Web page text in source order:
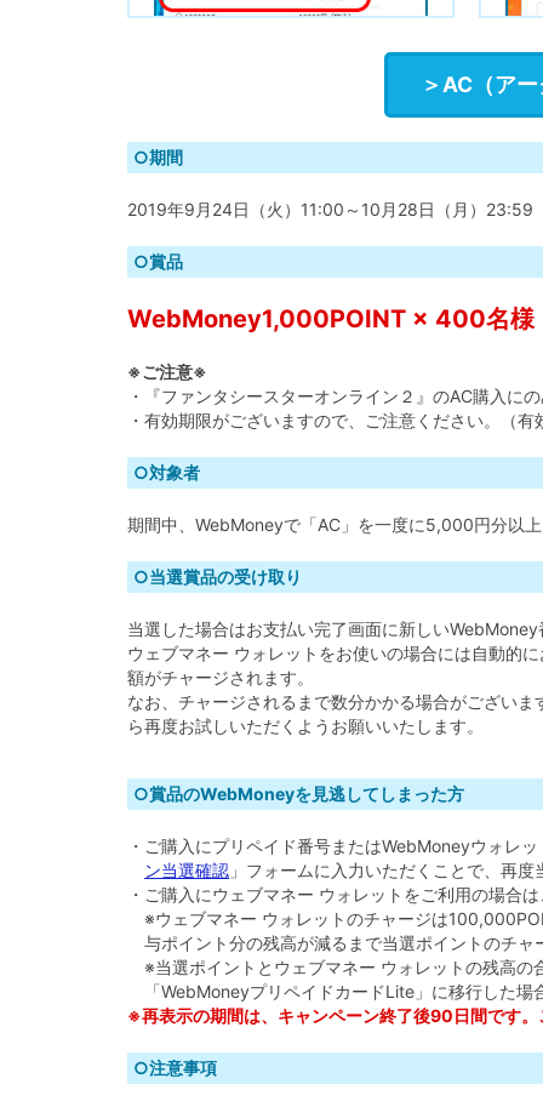
＞AC（ア
○期間
2019年9月24日（火）11:00～10月28日（月）23:59
○賞品
WebMoney1,000POINT × 400名様
※ご注意※
・『ファンタシースターオンライン２』のAC購入に
・有効期限がございますので、ご注意ください。（
○対象者
期間中、WebMoneyで「AC」を一度に5,000円分以
○当選賞品の受け取り
当選した場合はお支払い完了画面に新しい
ウェブマネー ウォレットをお使いの場合には自動的
額がチャージされます。
なお、チャージされるまで数分かかる場合がござい
ら再度お試しいただくようお願いいたします。
○賞品のWebMoneyを見逃してしまった方
・ご購入にプリペイド番号またはWebMoneyウォレ
ン当選確認 」フォームに入力いただくことで、再
・ご購入にウェブマネー ウォレットをご利用の場合
※ウェブマネー ウォレットのチャージは
与ポイント分の残高が減るまで当選ポイントのチ
※当選ポイントとウェブマネー ウォレットの残高
「WebMoneyプリペイドカードLite」に移行した
※再表示の期間は、キャンペーン終了後90日間です
○注意事項